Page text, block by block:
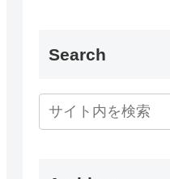
Search